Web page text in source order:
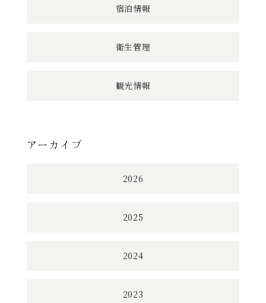
宿泊情報
衛生管理
観光情報
アーカイブ
2026
2025
2024
2023